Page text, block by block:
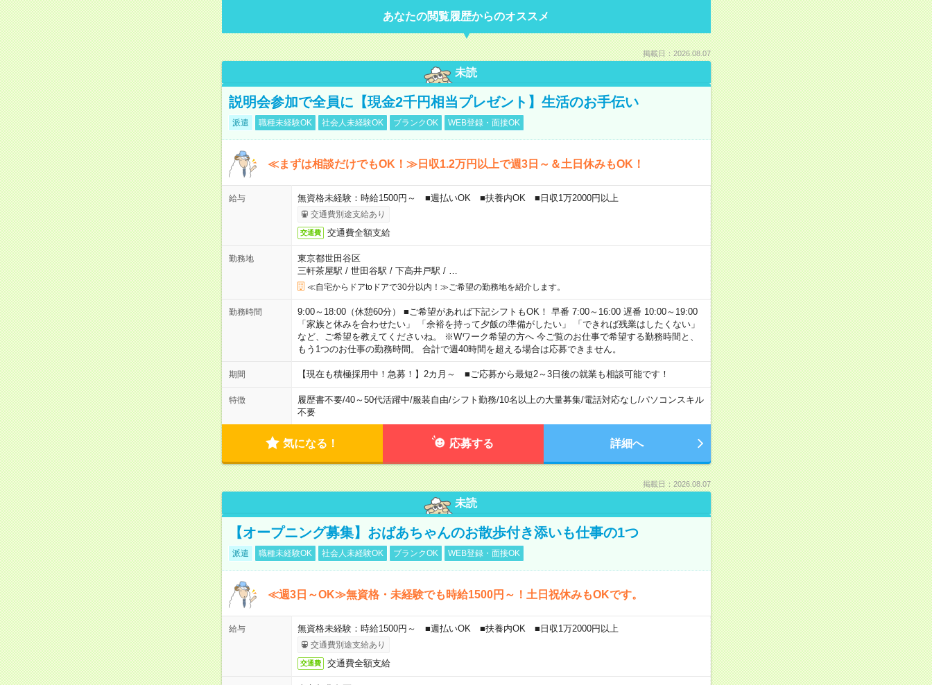
あなたの閲覧履歴からのオススメ
掲載日：2026.08.07
未読
説明会参加で全員に【現金2千円相当プレゼント】生活のお手伝い
派遣 職種未経験OK 社会人未経験OK ブランクOK WEB登録・面接OK
≪まずは相談だけでもOK！≫日収1.2万円以上で週3日～＆土日休みもOK！
給与 無資格未経験：時給1500円～ ■週払いOK ■扶養内OK ■日収1万2000円以上
交通費別途支給あり
交通費 交通費全額支給
勤務地
東京都世田谷区
三軒茶屋駅 / 世田谷駅 / 下高井戸駅 /
≪自宅からドアtoドアで30分以内！≫ご希望の勤務地を紹介します。
勤務時間
9:00～18:00（休憩60分） ■ご希望があれば下記シフトもOK！ 早番 7:00～16:00 遅番 10:00～19:00
「家族と休みを合わせたい」 「余裕を持って夕飯の準備がしたい」 「できれば残業はしたくない」
など、ご希望を教えてくださいね。 ※Wワーク希望の方へ 今ご覧のお仕事で希望する勤務時間と、
もう1つのお仕事の勤務時間。 合計で週40時間を超える場合は応募できません。
期間 【現在も積極採用中！急募！】2カ月～ ■ご応募から最短2～3日後の就業も相談可能です！
特徴 履歴書不要/40～50代活躍中/服装自由/シフト勤務/10名以上の大量募集/電話対応なし/パソコンスキル
不要
気になる！ 応募する 詳細へ
掲載日：2026.08.07
未読
【オープニング募集】おばあちゃんのお散歩付き添いも仕事の1つ
派遣 職種未経験OK 社会人未経験OK ブランクOK WEB登録・面接OK
≪週3日～OK≫無資格・未経験でも時給1500円～！土日祝休みもOKです。
給与 無資格未経験：時給1500円～ ■週払いOK ■扶養内OK ■日収1万2000円以上
交通費別途支給あり
交通費 交通費全額支給